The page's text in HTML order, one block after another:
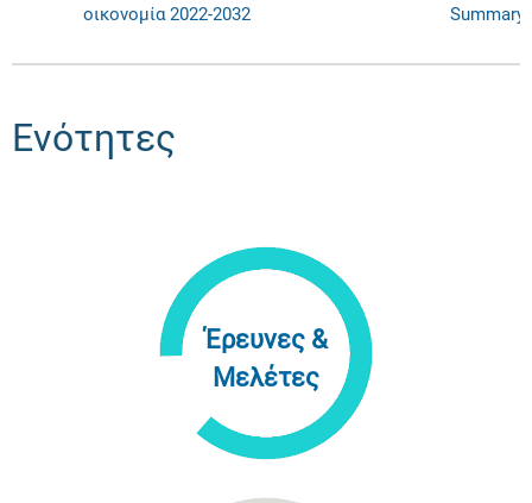
οικονομία 2022-2032 Summary
Ενότητες
Έρευνες &
Μελέτες